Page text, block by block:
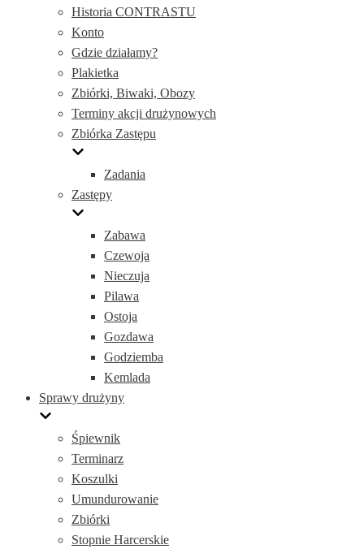
Historia CONTRASTU
Konto
Gdzie działamy?
Plakietka
Zbiórki, Biwaki, Obozy
Terminy akcji drużynowych
Zbiórka Zastępu
Zadania
Zastępy
Zabawa
Czewoja
Nieczuja
Pilawa
Ostoja
Gozdawa
Godziemba
Kemlada
Sprawy drużyny
Śpiewnik
Terminarz
Koszulki
Umundurowanie
Zbiórki
Stopnie Harcerskie